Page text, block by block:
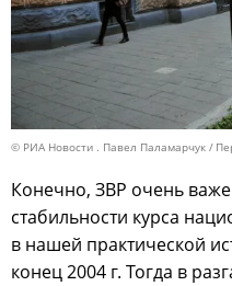
© РИА Новости . Павел Паламарчук
Конечно, ЗВР очень
стабильности курса
в нашей практической
конец 2004 г. Тогда в